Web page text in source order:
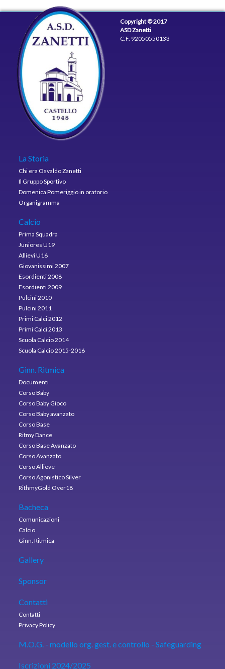
Copyright © 2017
ASD Zanetti
C.F. 92050550133
La Storia
Chi era Osvaldo Zanetti
Il Gruppo Sportivo
Domenica Pomeriggio in oratorio
Organigramma
Calcio
Prima Squadra
Juniores U19
Allievi U16
Giovanissimi 2007
Esordienti 2008
Esordienti 2009
Pulcini 2010
Pulcini 2011
Primi Calci 2012
Primi Calci 2013
Scuola Calcio 2014
Scuola Calcio 2015-2016
Ginn. Ritmica
Documenti
Corso Baby
Corso Baby Gioco
Corso Baby avanzato
Corso Base
Ritmy Dance
Corso Base Avanzato
Corso Avanzato
Corso Allieve
Corso Agonistico Silver
RithmyGold Over18
Bacheca
Comunicazioni
Calcio
Ginn. Ritmica
Gallery
Sponsor
Contatti
Contatti
Privacy Policy
M.O.G. - modello org. gest. e controllo - Safeguarding
Iscrizioni 2024/2025